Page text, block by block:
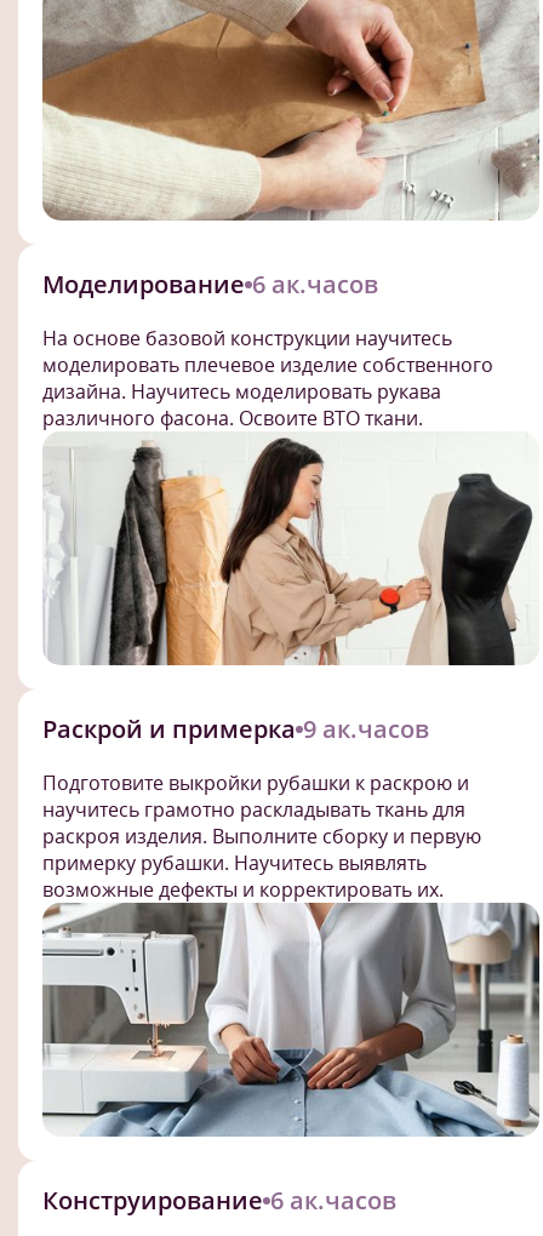
Моделирование 6 ак.часов
На основе базовой конструкции научитесь
моделировать плечевое изделие собственного
дизайна. Научитесь моделировать рукава
различного фасона. Освоите ВТО ткани.
Раскрой и примерка 9 ак.часов
Подготовите выкройки рубашки к раскрою и
научитесь грамотно раскладывать ткань для
раскроя изделия. Выполните сборку и первую
примерку рубашки. Научитесь выявлять
возможные дефекты и корректировать их.
Конструирование 6 ак.часов